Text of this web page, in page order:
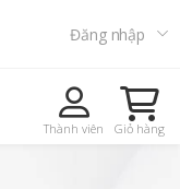
Đăng nhập
Thành viên Giỏ hàng